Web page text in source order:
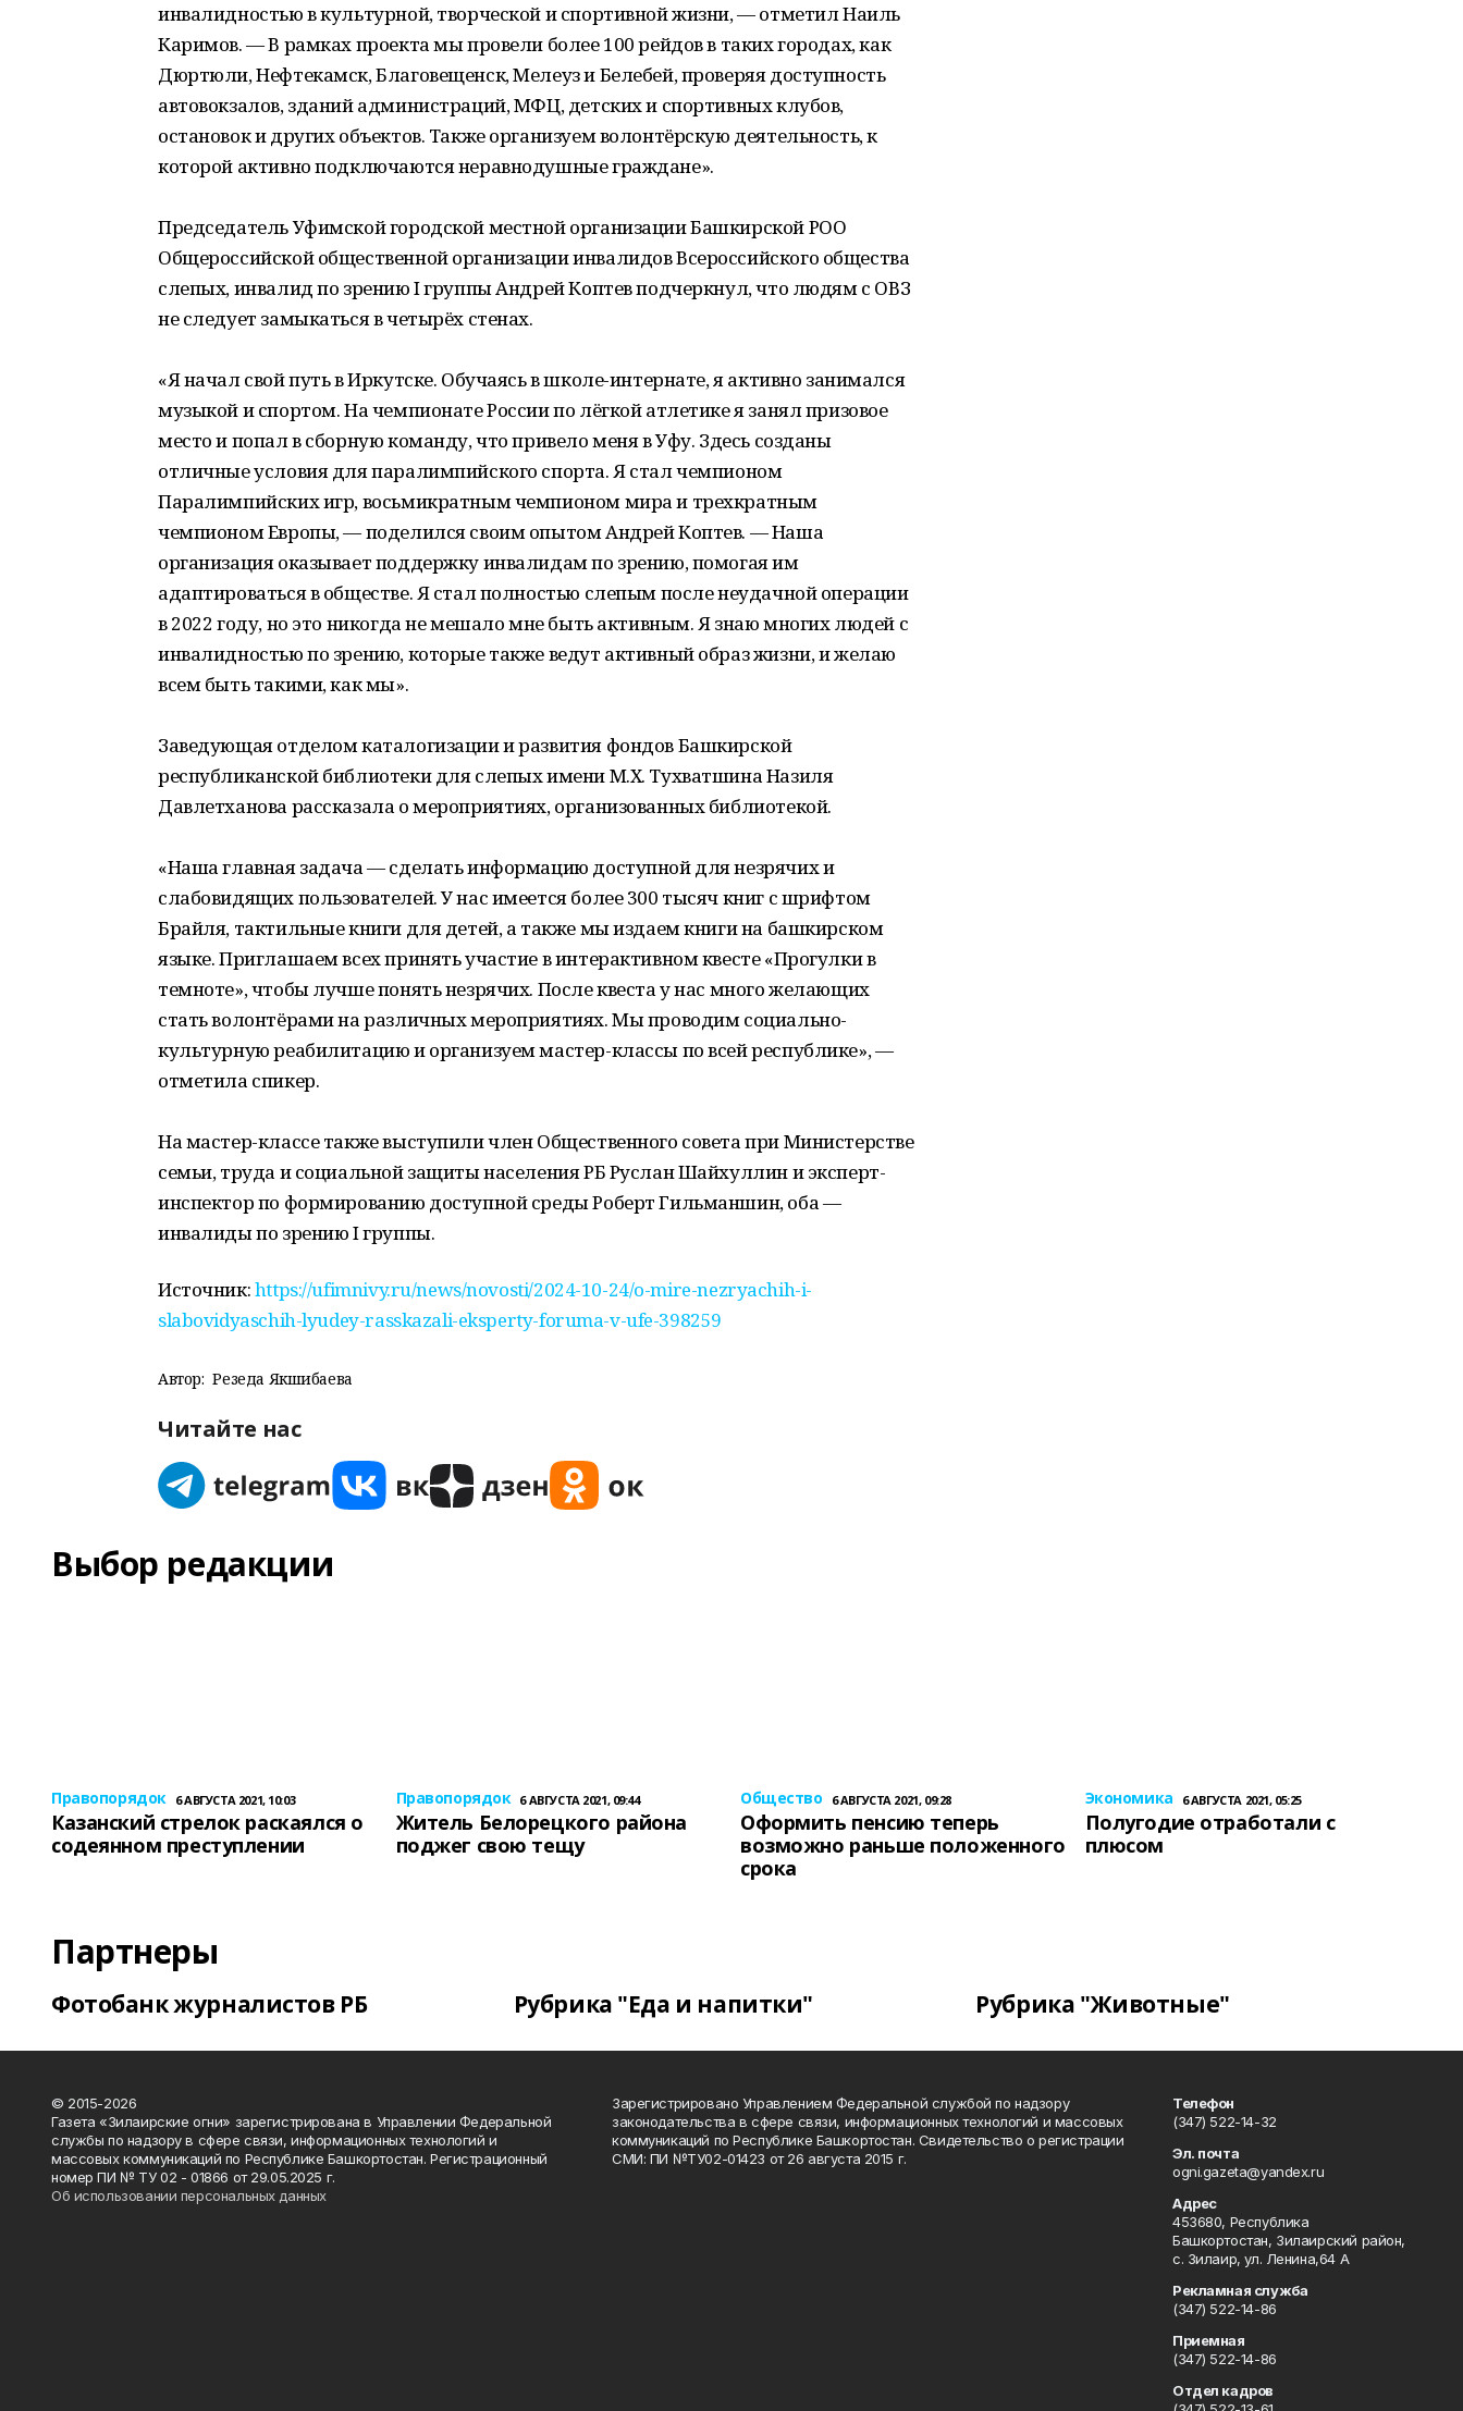
инвалидностью в культурной, творческой и спортивной жизни, — отметил Наиль
Каримов. — В рамках проекта мы провели более 100 рейдов в таких городах, как
Дюртюли, Нефтекамск, Благовещенск, Мелеуз и Белебей, проверяя доступность
автовокзалов, зданий администраций, МФЦ, детских и спортивных клубов,
остановок и других объектов. Также организуем волонтёрскую деятельность, к
которой активно подключаются неравнодушные граждане».
Председатель Уфимской городской местной организации Башкирской РОО
Общероссийской общественной организации инвалидов Всероссийского общества
слепых, инвалид по зрению I группы Андрей Коптев подчеркнул, что людям с ОВЗ
не следует замыкаться в четырёх стенах.
«Я начал свой путь в Иркутске. Обучаясь в школе-интернате, я активно занимался
музыкой и спортом. На чемпионате России по лёгкой атлетике я занял призовое
место и попал в сборную команду, что привело меня в Уфу. Здесь созданы
отличные условия для паралимпийского спорта. Я стал чемпионом
Паралимпийских игр, восьмикратным чемпионом мира и трехкратным
чемпионом Европы, — поделился своим опытом Андрей Коптев. — Наша
организация оказывает поддержку инвалидам по зрению, помогая им
адаптироваться в обществе. Я стал полностью слепым после неудачной операции
в 2022 году, но это никогда не мешало мне быть активным. Я знаю многих людей с
инвалидностью по зрению, которые также ведут активный образ жизни, и желаю
всем быть такими, как мы».
Заведующая отделом каталогизации и развития фондов Башкирской
республиканской библиотеки для слепых имени М.Х. Тухватшина Назиля
Давлетханова рассказала о мероприятиях, организованных библиотекой.
«Наша главная задача — сделать информацию доступной для незрячих и
слабовидящих пользователей. У нас имеется более 300 тысяч книг с шрифтом
Брайля, тактильные книги для детей, а также мы издаем книги на башкирском
языке. Приглашаем всех принять участие в интерактивном квесте «Прогулки в
темноте», чтобы лучше понять незрячих. После квеста у нас много желающих
стать волонтёрами на различных мероприятиях. Мы проводим социально-
культурную реабилитацию и организуем мастер-классы по всей республике», —
отметила спикер.
На мастер-классе также выступили член Общественного совета при Министерстве
семьи, труда и социальной защиты населения РБ Руслан Шайхуллин и эксперт-
инспектор по формированию доступной среды Роберт Гильманшин, оба —
инвалиды по зрению I группы.
Источник:https://ufimnivy.ru/news/novosti/2024-10-24/o-mire-nezryachih-i-
slabovidyaschih-lyudey-rasskazali-eksperty-foruma-v-ufe-398259
Автор: Резеда Якшибаева
Читайте нас
Выбор редакции
Правопорядок 6 АВГУСТА 2021, 10:03
Казанский стрелок раскаялся о
содеянном преступлении
Правопорядок 6 АВГУСТА 2021, 09:44
Житель Белорецкого района
поджег свою тещу
Общество 6 АВГУСТА 2021, 09:28
Оформить пенсию теперь
возможно раньше положенного
срока
Экономика 6 АВГУСТА 2021, 05:25
Полугодие отработали с
плюсом
Партнеры
Фотобанк журналистов РБ Рубрика "Еда и напитки" Рубрика "Животные"
© 2015-2026
Газета «Зилаирские огни» зарегистрирована в Управлении Федеральной
службы по надзору в сфере связи, информационных технологий и
массовых коммуникаций по Республике Башкортостан. Регистрационный
номер ПИ № ТУ 02 - 01866 от 29.05.2025 г.
Об использовании персональных данных
Зарегистрировано Управлением Федеральной службой по надзору
законодательства в сфере связи, информационных технологий и массовых
коммуникаций по Республике Башкортостан. Свидетельство о регистрации
СМИ: ПИ №ТУ02-01423 от 26 августа 2015 г.
Телефон
(347) 522-14-32
Эл. почта
ogni.gazeta@yandex.ru
Адрес
453680, Республика
Башкортостан, Зилаирский район,
с. Зилаир, ул. Ленина,64 А
Рекламная служба
(347) 522-14-86
Приемная
(347) 522-14-86
Отдел кадров